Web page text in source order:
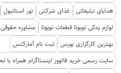
هدایای تبلیغاتی
غذای شرکتی تور استانبول
لوازم یدکی تویوتا قطعات تویوتا
مشاوره حقوقی
بهترین کارگزاری بورس ثبت نام آمارکتس
سایت رسمی خرید فالوور اینستاگرام همراه با